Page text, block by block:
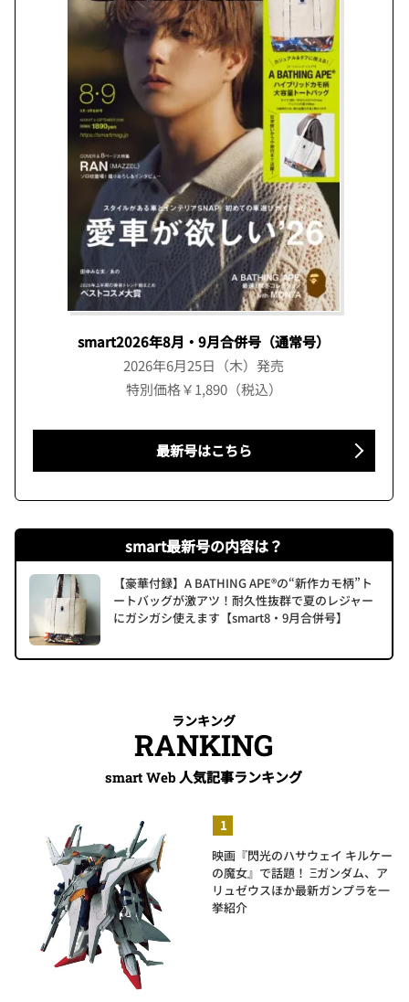
smart2026年8月・9月合併号（通常号）
2026年6月25日（木）発売
特別価格￥1,890（税込）
最新号はこちら
smart最新号の内容は？
【豪華付録】A BATHING APE®の“新作カモ柄”ト
ートバッグが激アツ！耐久性抜群で夏のレジャー
にガシガシ使えます【smart8・9月合併号】
ランキング
RANKING
smart Web 人気記事ランキング
映画『閃光のハサウェイ キルケー
の魔女』で話題！ Ξガンダム、ア
リュゼウスほか最新ガンプラを一
挙紹介